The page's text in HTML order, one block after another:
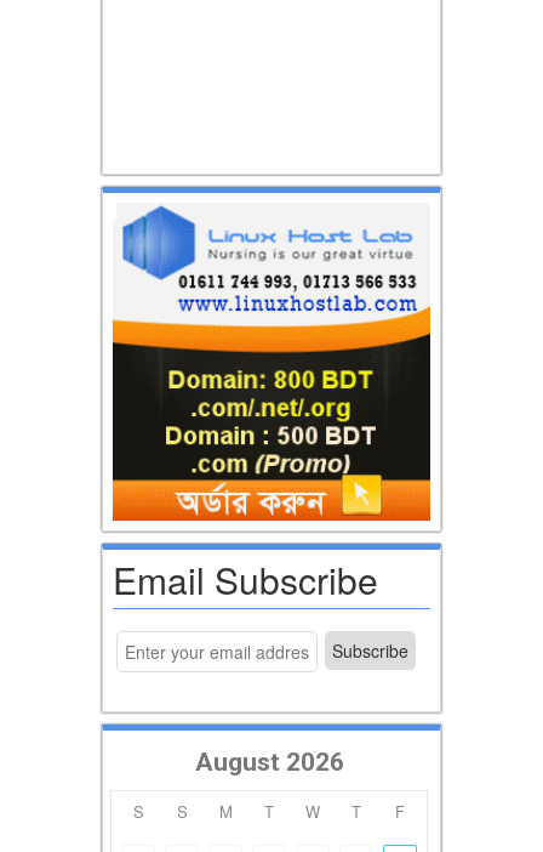
Email Subscribe
August 2026
S S M T W T F